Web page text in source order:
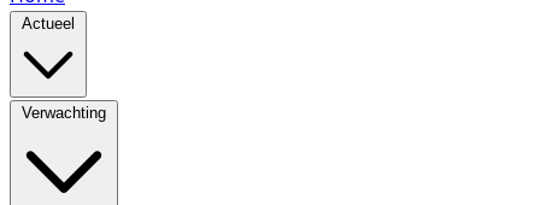
Actueel
Verwachting